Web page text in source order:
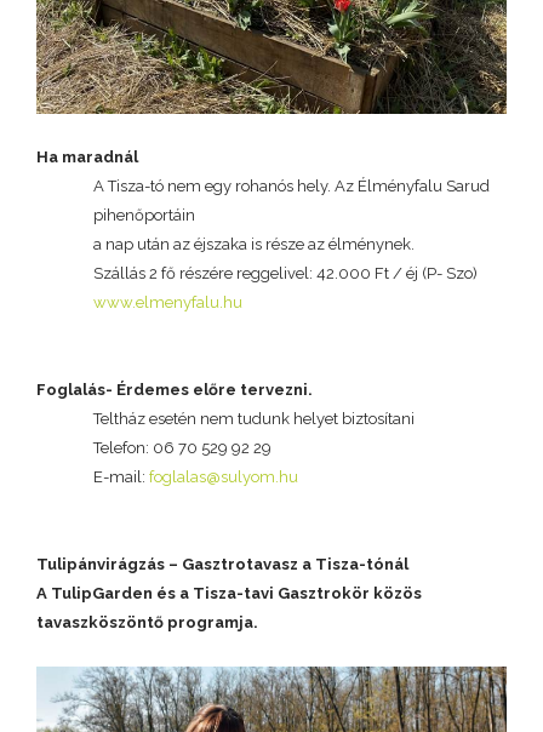
Ha maradnál
A Tisza-tó nem egy rohanós hely. Az Élményfalu Sarud
pihenőportáin
a nap után az éjszaka is része az élménynek.
Szállás 2 fő részére reggelivel: 42.000 Ft / éj (P- Szo)
www.elmenyfalu.hu
Foglalás- Érdemes előre tervezni.
Teltház esetén nem tudunk helyet biztosítani
Telefon: 06 70 529 92 29
E-mail:foglalas@sulyom.hu
Tulipánvirágzás – Gasztrotavasz a Tisza-tónál
A TulipGarden és a Tisza-tavi Gasztrokör közös
tavaszköszöntő programja.